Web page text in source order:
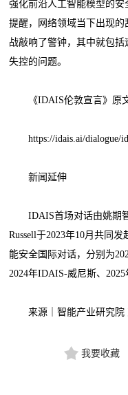
强化前沿人工智能模型的
提醒，网络领域当下出现
战敲响了警钟，其中就包
失控的问题。
《IDAIS伦敦宣言》原文
https://idais.ai/dialogue/
新闻延伸
IDAIS首场对话由姚期智
Russell于2023年10月共同
能安全国际对话，分别为
2024年IDAIS-威尼斯、
来源｜智能产业研究院
我要收藏